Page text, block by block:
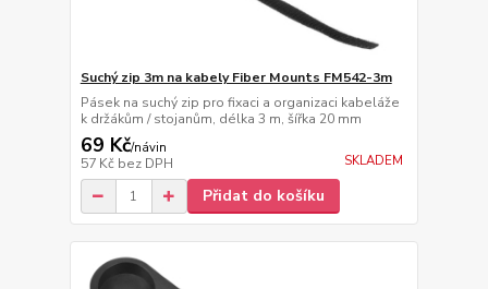
Suchý zip 3m na kabely Fiber Mounts FM542-3m
Pásek na suchý zip pro fixaci a organizaci kabeláže
k držákům / stojanům, délka 3 m, šířka 20 mm
69 Kč/návin
57 Kč bez DPH SKLADEM
Přidat do košíku